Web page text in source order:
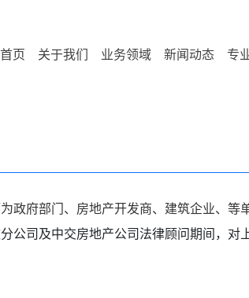
页 关于我们 业务领域 新闻动态 专
政府部门、房地产开发商、建筑企业、
公司及中交房地产公司法律顾问期间，